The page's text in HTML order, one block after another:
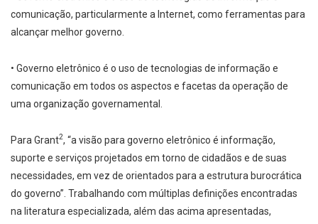
comunicação, particularmente a Internet, como ferramentas para
alcançar melhor governo.
• Governo eletrônico é o uso de tecnologias de informação e
comunicação em todos os aspectos e facetas da operação de
uma organização governamental.
Para Grant2, “a visão para governo eletrônico é informação,
suporte e serviços projetados em torno de cidadãos e de suas
necessidades, em vez de orientados para a estrutura burocrática
do governo”. Trabalhando com múltiplas definições encontradas
na literatura especializada, além das acima apresentadas,